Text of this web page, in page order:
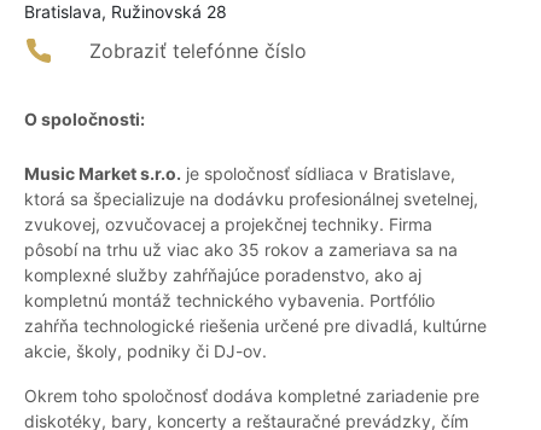
Bratislava, Ružinovská 28
Zobraziť telefónne číslo
O spoločnosti:
Music Market s.r.o. je spoločnosť sídliaca v Bratislave,
ktorá sa špecializuje na dodávku profesionálnej svetelnej,
zvukovej, ozvučovacej a projekčnej techniky. Firma
pôsobí na trhu už viac ako 35 rokov a zameriava sa na
komplexné služby zahŕňajúce poradenstvo, ako aj
kompletnú montáž technického vybavenia. Portfólio
zahŕňa technologické riešenia určené pre divadlá, kultúrne
akcie, školy, podniky či DJ-ov.
Okrem toho spoločnosť dodáva kompletné zariadenie pre
diskotéky, bary, koncerty a reštauračné prevádzky, čím